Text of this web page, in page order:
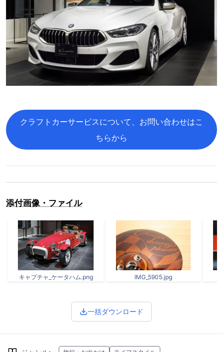
クラフトカーサービスについて、お問い合わせはこ
ちらから
添付画像・ファイル
キャプチャ_ケータハム.png IMG_5905.jpg
一括ダウンロード